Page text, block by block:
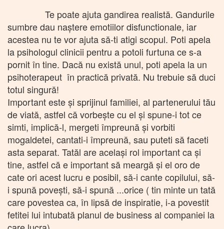
Te poate ajuta gandirea realistă. Gandurile
sumbre dau naștere emotiilor disfunctionale, iar
acestea nu te vor ajuta să-ti atigi scopul. Poti apela
la psihologul clinicii pentru a potoli furtuna ce s-a
pornit în tine. Dacă nu există unul, poti apela la un
psihoterapeut în practică privată. Nu trebuie să duci
totul singură!
Important este și sprijinul familiei, al partenerului tău
de viată, astfel că vorbește cu el și spune-i tot ce
simti, implică-l, mergeti împreună și vorbiti
mogaldetei, cantati-i împreună, sau puteti să faceti
asta separat. Tatăl are același rol important ca și
tine, astfel că e important să meargă și el oro de
cate ori acest lucru e posibil, să-i cante copilului, să-
i spună povești, să-i spună ...orice ( tin minte un tată
care povestea ca, în lipsă de inspiratie, i-a povestit
fetitei lui intubată planul de business al companiei la